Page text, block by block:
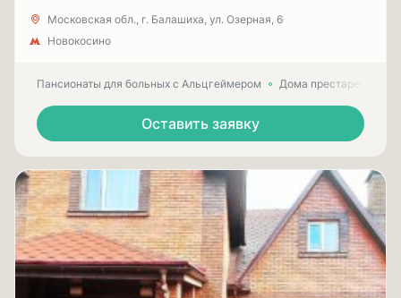
Московская обл., г. Балашиха, ул. Озерная, 6
Новокосино
Пансионаты для больных с Альцгеймером Дома престарелых
Оставить заявку